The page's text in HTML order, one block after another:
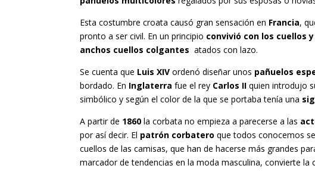
Esta costumbre croata causó gran sensación en Francia,
pronto a ser civil. En un principio convivió con los cuellos
anchos cuellos colgantes atados con lazo.
Se cuenta que Luis XIV ordenó diseñar unos pañuelos
bordado. En Inglaterra fue el rey Carlos II quien introdujo
simbólico y según el color de la que se portaba tenía una
A partir de 1860 la corbata no empieza a parecerse a las
por así decir. El patrón corbatero que todos conocemos
cuellos de las camisas, que han de hacerse más grandes
marcador de tendencias en la moda masculina, convierte la